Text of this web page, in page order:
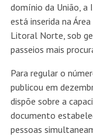
domínio da União, a
está inserida na
Litoral Norte, sob
passeios mais
Para regular o
publicou em
dispõe sobre a
documento
pessoas